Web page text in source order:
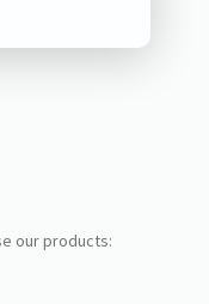
our products: